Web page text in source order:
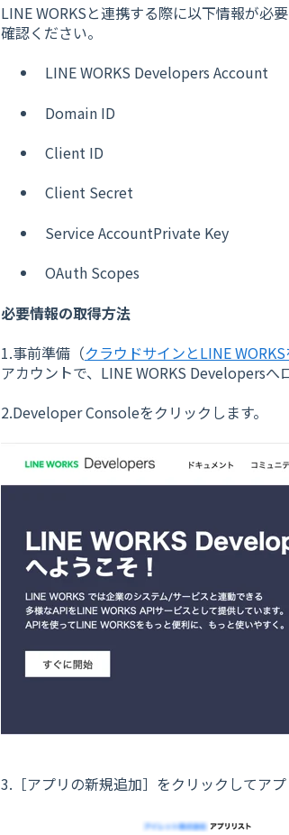
LINE WORKSと連携する際に以下情報が必
確認ください。
LINE WORKS Developers Account
Domain ID
Client ID
Client Secret
Service AccountPrivate Key
OAuth Scopes
必要情報の取得方法
1.事前準備（クラウドサインとLINE
アカウントで、LINE WORKS Developersへ
2.Developer Consoleをクリックします。
3.［アプリの新規追加］をクリックしてアプ